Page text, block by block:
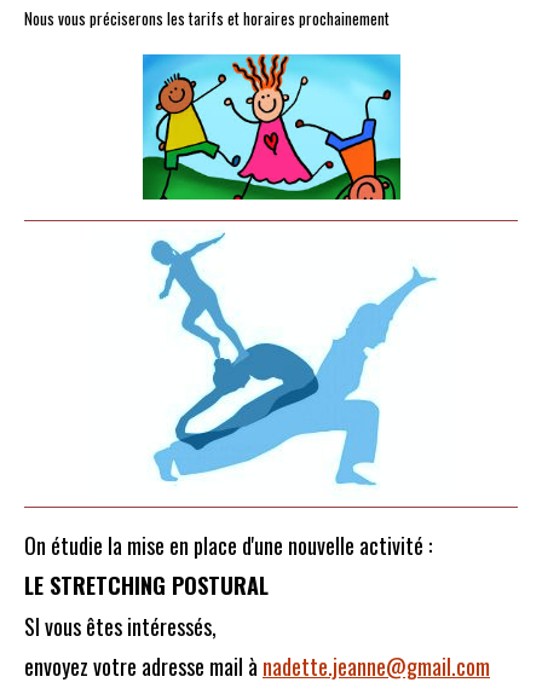
Nous vous préciserons les tarifs et horaires prochainement
On étudie la mise en place d'une nouvelle activité :
LE STRETCHING POSTURAL
SI vous êtes intéressés,
envoyez votre adresse mail à nadette.jeanne@gmail.com